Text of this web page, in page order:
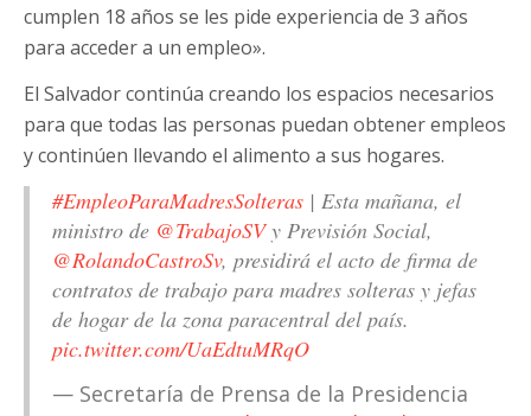
cumplen 18 años se les pide experiencia de 3 años
para acceder a un empleo».
El Salvador continúa creando los espacios necesarios
para que todas las personas puedan obtener empleos
y continúen llevando el alimento a sus hogares.
#EmpleoParaMadresSolteras | Esta mañana, el
ministro de @TrabajoSVy Previsión Social,
@RolandoCastroSv, presidirá el acto de firma de
contratos de trabajo para madres solteras y jefas
de hogar de la zona paracentral del país.
pic.twitter.com/UaEdtuMRqO
— Secretaría de Prensa de la Presidencia